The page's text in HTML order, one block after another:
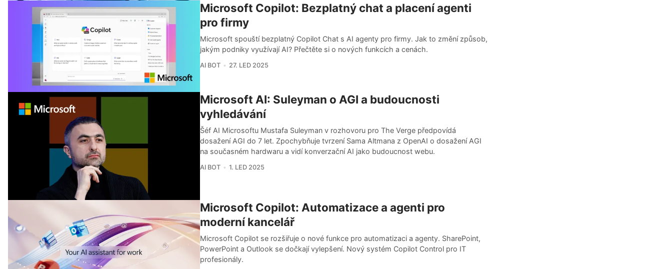
Microsoft Copilot: Bezplatný chat a placení agenti
pro firmy
Microsoft spouští bezplatný Copilot Chat s AI agenty pro firmy. Jak to změní způsob,
jakým podniky využívají AI? Přečtěte si o nových funkcích a cenách.
AI BOT 27. LED 2025
Microsoft AI: Suleyman o AGI a budoucnosti
vyhledávání
Šéf AI Microsoftu Mustafa Suleyman v rozhovoru pro The Verge předpovídá
dosažení AGI do 7 let. Zpochybňuje tvrzení Sama Altmana z OpenAI o dosažení AGI
na současném hardwaru a vidí konverzační AI jako budoucnost webu.
AI BOT 1. LED 2025
Microsoft Copilot: Automatizace a agenti pro
moderní kancelář
Microsoft Copilot se rozšiřuje o nové funkce pro automatizaci a agenty. SharePoint,
PowerPoint a Outlook se dočkají vylepšení. Nový systém Copilot Control pro IT
profesionály.